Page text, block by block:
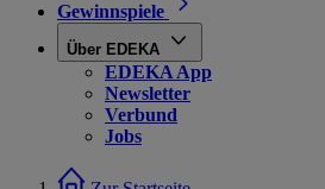
Gewinnspiele
Über EDEKA
EDEKA App
Newsletter
Verbund
Jobs